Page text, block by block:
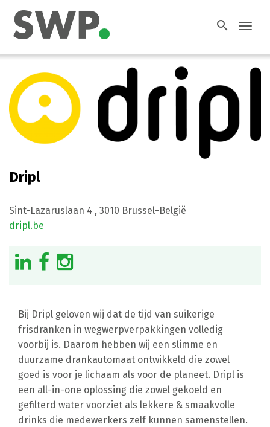
search
Dripl
Sint-Lazaruslaan 4 , 3010 Brussel-België
dripl.be
Bij Dripl geloven wij dat de tijd van suikerige
frisdranken in wegwerpverpakkingen volledig
voorbij is. Daarom hebben wij een slimme en
duurzame drankautomaat ontwikkeld die zowel
goed is voor je lichaam als voor de planeet. Dripl is
een all-in-one oplossing die zowel gekoeld en
gefilterd water voorziet als lekkere & smaakvolle
drinks die medewerkers zelf kunnen samenstellen.